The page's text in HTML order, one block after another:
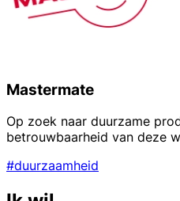
Mastermate
Op zoek naar duurzame
betrouwbaarheid van deze
#duurzaamheid